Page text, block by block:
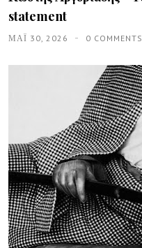
statement
ΜΑΪ́ 30, 2026 0 COMMENTS